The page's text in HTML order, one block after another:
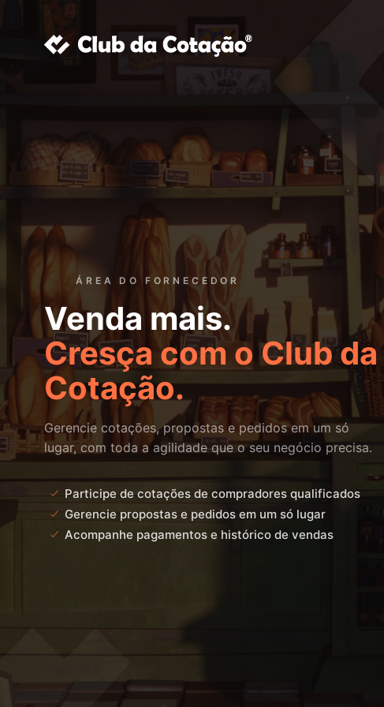
ÁREA DO FORNECEDOR
Venda mais.
Cresça com o Club da
Cotação.
Gerencie cotações, propostas e pedidos em um só
lugar, com toda a agilidade que o seu negócio precisa.
Participe de cotações de compradores qualificados
Gerencie propostas e pedidos em um só lugar
Acompanhe pagamentos e histórico de vendas